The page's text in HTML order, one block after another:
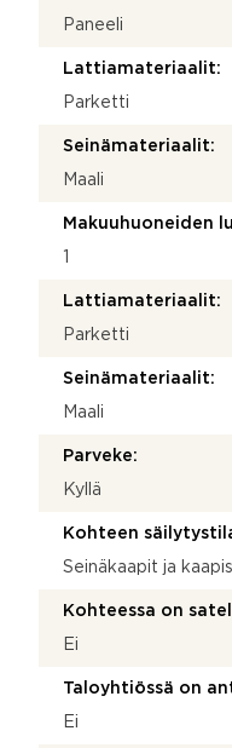
Paneeli
Lattiamateriaalit:
Parketti
Seinämateriaalit:
Maali
Makuuhuoneiden
Lattiamateriaalit:
Parketti
Seinämateriaalit:
Maali
Parveke:
Kyllä
Kohteen
Seinäkaapit ja
Kohteessa on
Ei
Taloyhtiössä on
Ei